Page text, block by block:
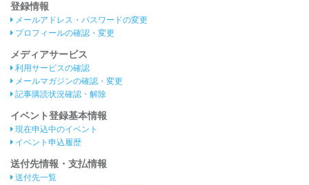
登録情報
メールアドレス・パスワードの変更
プロフィールの確認・変更
メディアサービス
利用サービスの確認
メールマガジンの確認・変更
記事購読状況確認・解除
イベント登録基本情報
現在申込中のイベント
イベント申込履歴
送付先情報・支払情報
送付先一覧